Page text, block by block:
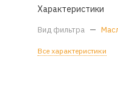
Характеристики
Вид фильтра —
Все характеристики